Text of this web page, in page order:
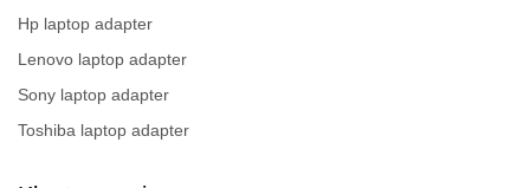
Hp laptop adapter
Lenovo laptop adapter
Sony laptop adapter
Toshiba laptop adapter